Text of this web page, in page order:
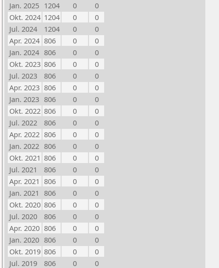
Jan. 2025 1204 0
0
Okt. 2024 1204 0
0
Jul. 2024
1204 0
0
Apr. 2024 806 0
0
Jan. 2024 806 0
0
Okt. 2023 806 0
0
Jul. 2023
806 0
0
Apr. 2023 806 0
0
Jan. 2023 806 0
0
Okt. 2022 806 0
0
Jul. 2022
806 0
0
Apr. 2022 806 0
0
Jan. 2022 806 0
0
Okt. 2021 806 0
0
Jul. 2021
806 0
0
Apr. 2021 806 0
0
Jan. 2021 806 0
0
Okt. 2020 806 0
0
Jul. 2020
806 0
0
Apr. 2020 806 0
0
Jan. 2020 806 0
0
Okt. 2019 806 0
0
Jul. 2019
806 0
0